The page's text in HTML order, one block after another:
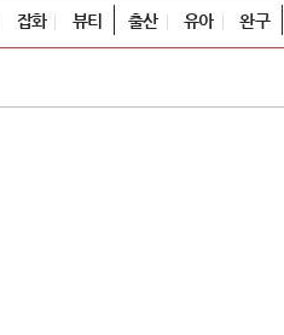
잡화 뷰티 출산 유아 완구